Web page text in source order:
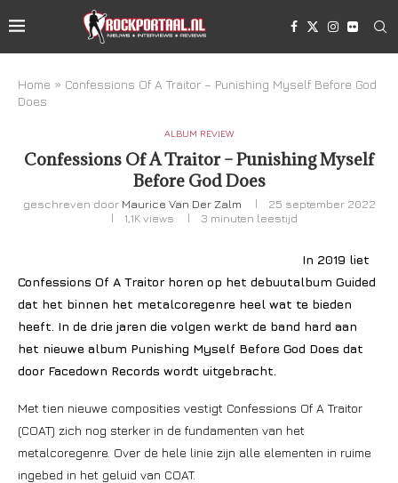
Home » Confessions Of A Traitor – Punishing Myself Before God
Does
ALBUM REVIEW
Confessions Of A Traitor – Punishing Myself
Before God Does
geschreven door Maurice Van Der Zalm
25 september 2022
1,1K views 3 minuten leestijd
In 2019 liet
Confessions Of A Traitor horen op het debuutalbum Guided
dat het binnen het metalcoregenre heel wat te bieden
heeft. In de drie jaren die volgen werkt de band hard aan
het nieuwe album Punishing Myself Before God Does dat
door Facedown Records wordt uitgebracht.
Met tien nieuwe composities vestigt Confessions Of A Traitor
(COAT) zich nog sterker in de fundamenten van het
metalcoregenre. Over de hele linie zijn alle elementen in ruime
ingebed in het geluid van COAT.